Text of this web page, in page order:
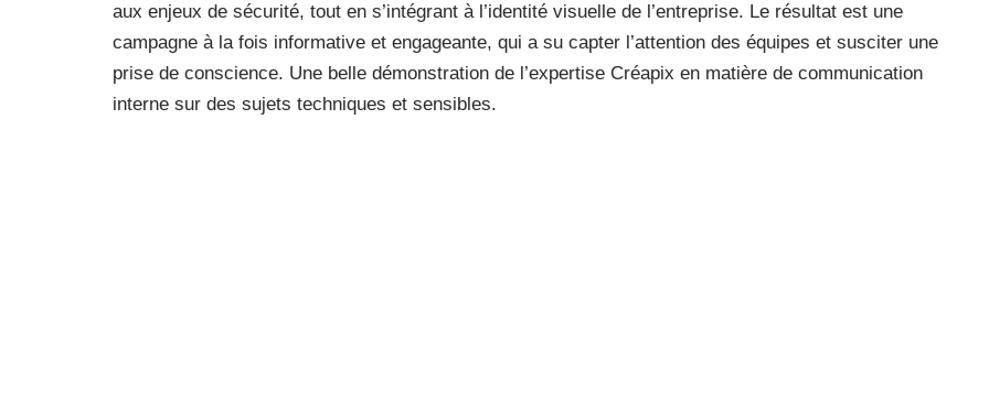
aux enjeux de sécurité, tout en s’intégrant à l’identité visuelle de l’entreprise. Le résultat est une
campagne à la fois informative et engageante, qui a su capter l’attention des équipes et susciter une
prise de conscience. Une belle démonstration de l’expertise Créapix en matière de communication
interne sur des sujets techniques et sensibles.